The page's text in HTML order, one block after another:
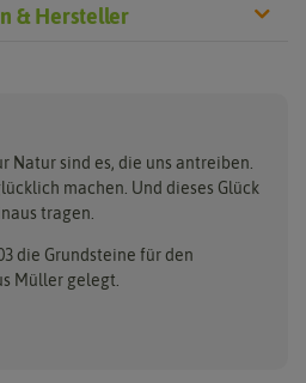
& Hersteller
Keimsprossen
Saatgut für Werbezwecke
Samen-Sets
Gemüsesamen
FLORTUS
Greenline
Grüne Oase
Natur sind es, die uns antreiben.
machen. Und dieses Glück
tragen.
die Grundsteine für den
Müller gelegt.